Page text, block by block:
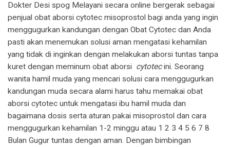
Dokter Desi spog Melayani secara online bergerak sebagai
penjual obat aborsi cytotec misoprostol bagi anda yang ingin
menggugurkan kandungan dengan Obat Cytotec dan Anda
pasti akan menemukan solusi aman mengatasi kehamilan
yang tidak di inginkan dengan melakukan aborsi tuntas tanpa
kuret dengan meminum obat aborsi cytotecini. Seorang
wanita hamil muda yang mencari solusi cara menggugurkan
kandungan muda secara alami harus tahu memakai obat
aborsi cytotec untuk mengatasi ibu hamil muda dan
bagaimana dosis serta aturan pakai misoprostol dan cara
menggugurkan kehamilan 1-2 minggu atau 1 2 3 4 5 6 7 8
Bulan Gugur tuntas dengan aman. Dengan bimbingan